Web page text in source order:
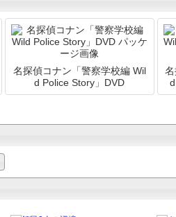
名探偵コナン「警察学校編 Wil
d Police Story」DVD